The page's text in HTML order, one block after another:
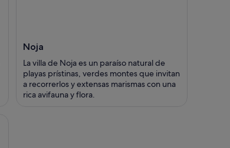
Noja
La villa de Noja es un paraíso natural de
playas prístinas, verdes montes que invitan
a recorrerlos y extensas marismas con una
rica avifauna y flora.